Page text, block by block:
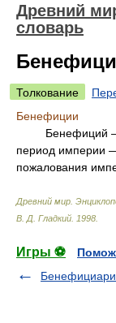
Древний
словарь
Толкование
Бенефиции
Бенефиций — в
период империи
пожалования
Древний мир.
В. Д. Гладкий 1998
Игры ⚽